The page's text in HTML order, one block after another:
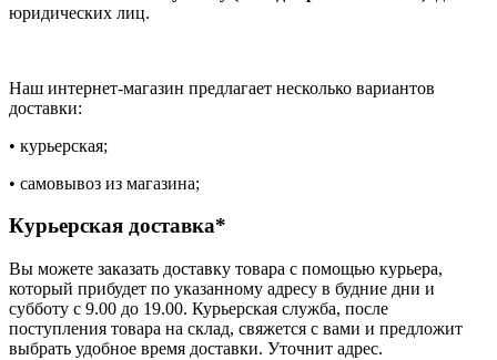
юридических лиц.
Наш интернет-магазин предлагает несколько вариантов
доставки:
• курьерская;
• самовывоз из магазина;
Курьерская доставка*
Вы можете заказать доставку товара с помощью курьера,
который прибудет по указанному адресу в будние дни и
субботу с 9.00 до 19.00. Курьерская служба, после
поступления товара на склад, свяжется с вами и предложит
выбрать удобное время доставки. Уточнит адрес.